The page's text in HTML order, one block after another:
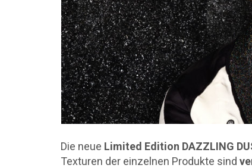
Die neue Limited Edition DAZZLING
Texturen der einzelnen Produkte sind